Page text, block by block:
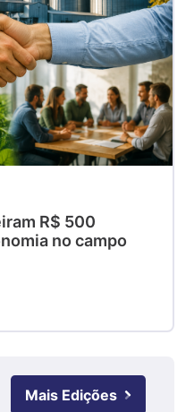
R$ 500
no campo
Mais Edições